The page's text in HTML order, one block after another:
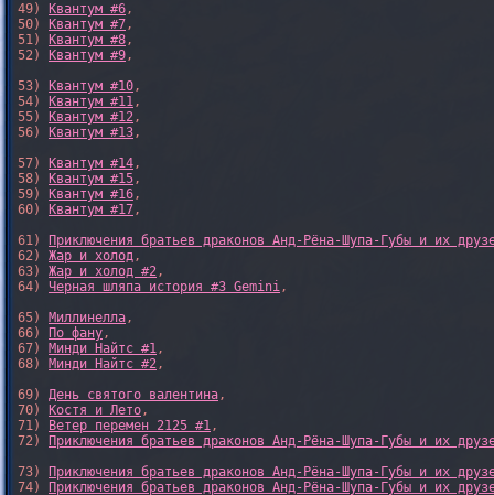
49)
Квантум #6,
50)
Квантум #7,
51)
Квантум #8,
52)
Квантум #9,
53)
Квантум #10,
54)
Квантум #11,
55)
Квантум #12,
56)
Квантум #13,
57)
Квантум #14,
58)
Квантум #15,
59)
Квантум #16,
60)
Квантум #17,
61)
Приключения братьев драконов Анд-Рёна-Шупа-Губы и их
62) Жар и холод,
63) Жар и холод #2,
64) Черная шляпа история #3 Gemini,
65) Миллинелла,
66)
По фану,
67) Минди Найтс #1,
68) Минди Найтс #2,
69) День святого валентина,
70)
Костя и Лето,
71)
Ветер перемен 2125 #1,
72)
Приключения братьев драконов Анд-Рёна-Шупа-Губы и их
73)
Приключения братьев драконов Анд-Рёна-Шупа-Губы и их
74)
Приключения братьев драконов Анд-Рёна-Шупа-Губы и их